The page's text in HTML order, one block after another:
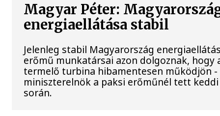
Magyar Péter:
energiaellátása stabil
Jelenleg stabil Magyarország
erőmű munkatársai azon dolgoznak, hogy
termelő turbina hibamentesen működjön -
miniszterelnök a paksi erőműnél tett
során.